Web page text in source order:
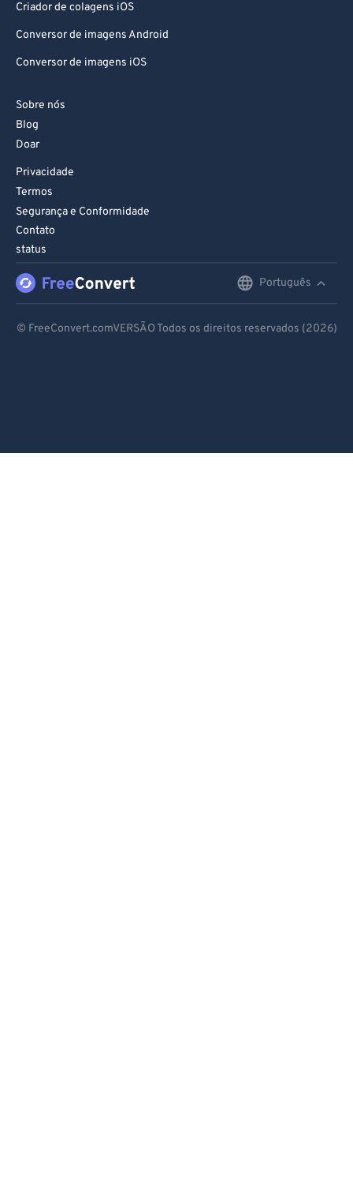
Criador de colagens iOS
Conversor de imagens Android
Conversor de imagens iOS
Sobre nós
Blog
Doar
Privacidade
Termos
Segurança e Conformidade
Contato
status
Português
© FreeConvert.comVERSÃO Todos os direitos reservados (2026)